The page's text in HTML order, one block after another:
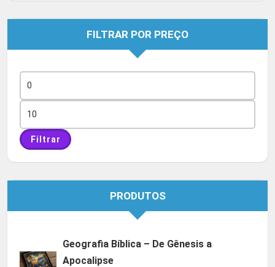
FILTRAR POR PREÇO
mínimo
máximo
Filtrar
PRODUTOS
Geografia Bíblica – De Gênesis a
Apocalipse